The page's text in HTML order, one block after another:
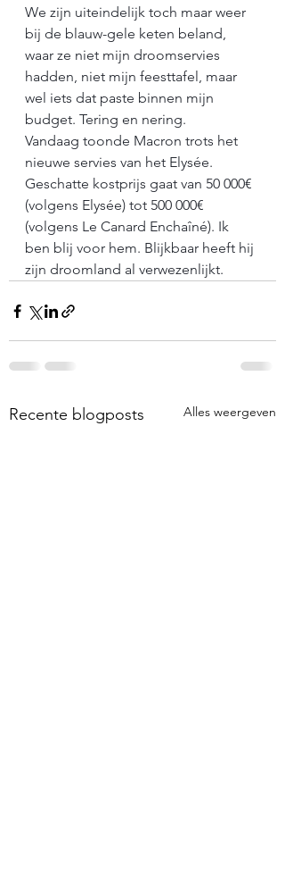
We zijn uiteindelijk toch maar weer
bij de blauw-gele keten beland,
waar ze niet mijn droomservies
hadden, niet mijn feesttafel, maar
wel iets dat paste binnen mijn
budget. Tering en nering.
Vandaag toonde Macron trots het
nieuwe servies van het Elysée.
Geschatte kostprijs gaat van 50 000€
(volgens Elysée) tot 500 000€
(volgens Le Canard Enchaîné). Ik
ben blij voor hem. Blijkbaar heeft hij
zijn droomland al verwezenlijkt.
Recente blogposts Alles weergeven